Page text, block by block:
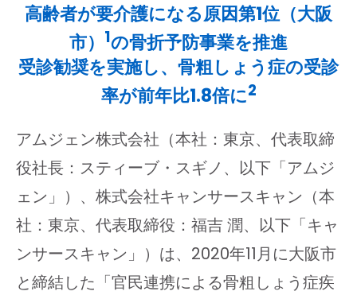
高齢者が要介護になる原因第1位（大阪
市） 1の骨折予防事業を推進
受診勧奨を実施し、骨粗しょう症の受診
率が前年比1.8倍に2
アムジェン株式会社（本社：東京、代表取締
役社長：スティーブ・スギノ、以下「アムジ
ェン」）、株式会社キャンサースキャン（本
社：東京、代表取締役：福吉 潤、以下「キャ
ンサースキャン」）は、2020年11月に大阪市
と締結した「官民連携による骨粗しょう症疾